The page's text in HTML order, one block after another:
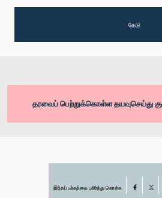
தேடு
தரவைப் பெற்றுக்கொள்ள தயவுசெய்து
இந்தப் பக்கத்தை பகிர்ந்து கொள்க Facebook